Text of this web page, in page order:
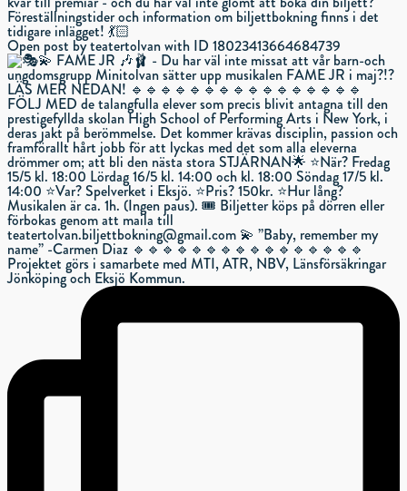
Open post by teatertolvan with ID 18023413664684739